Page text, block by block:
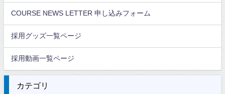
COURSE NEWS LETTER 申し込みフォーム
採用グッズ一覧ページ
採用動画一覧ページ
カテゴリ